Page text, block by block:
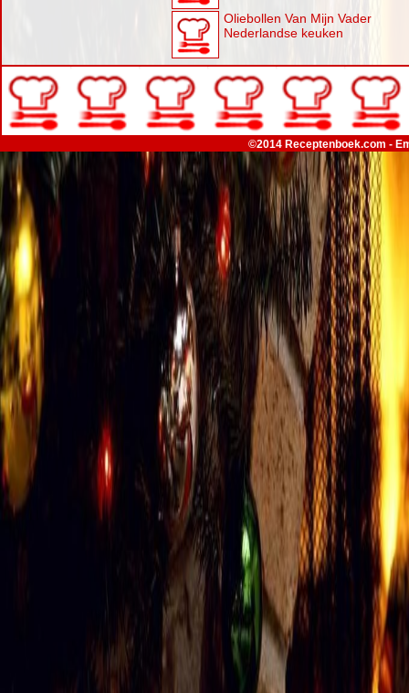
Oliebollen Van Mijn Vader
Nederlandse keuken
©2014 Receptenboek.com -